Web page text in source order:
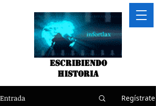
Escribiendo
historia
Entrada Regístrate